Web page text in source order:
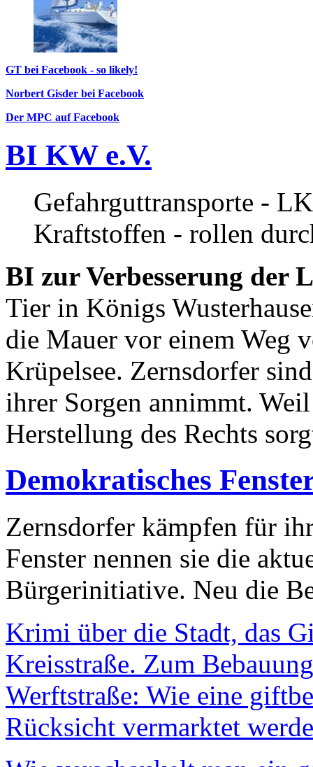
GT bei Facebook - so likely!
Norbert Gisder bei Facebook
Der MPC auf Facebook
BI KW e.V.
Gefahrguttransporte -
Kraftstoffen - rollen
BI zur Verbesserung der
Tier in Königs
die Mauer vor einem Weg
Krüpelsee. Zernsdorfer
ihrer Sorgen annimmt.
Herstellung des Rechts
Demokratisches
Zernsdorfer kämpfen für
Fenster nennen sie die
Bürgerinitiative. Neu die
Krimi über die Stadt, das
Kreisstraße. Zum
Werftstraße: Wie eine
Rücksicht vermarktet